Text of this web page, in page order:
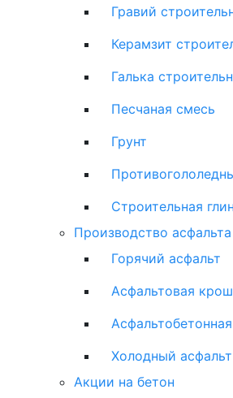
Гравий
Керамзит
Галька
Песчаная смесь
Грунт
Строительная
Производство асфальта
Горячий асфальт
Асфальтовая
Холодный асфальт
Акции на бетон